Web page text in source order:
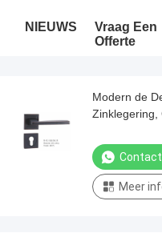
NIEUWS
Vraag Een
Offerte
Modern de
Zinklegering,
Meer